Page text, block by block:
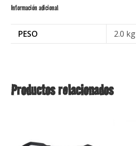
Información adicional
PESO 2.0 kg
Productos relacionados